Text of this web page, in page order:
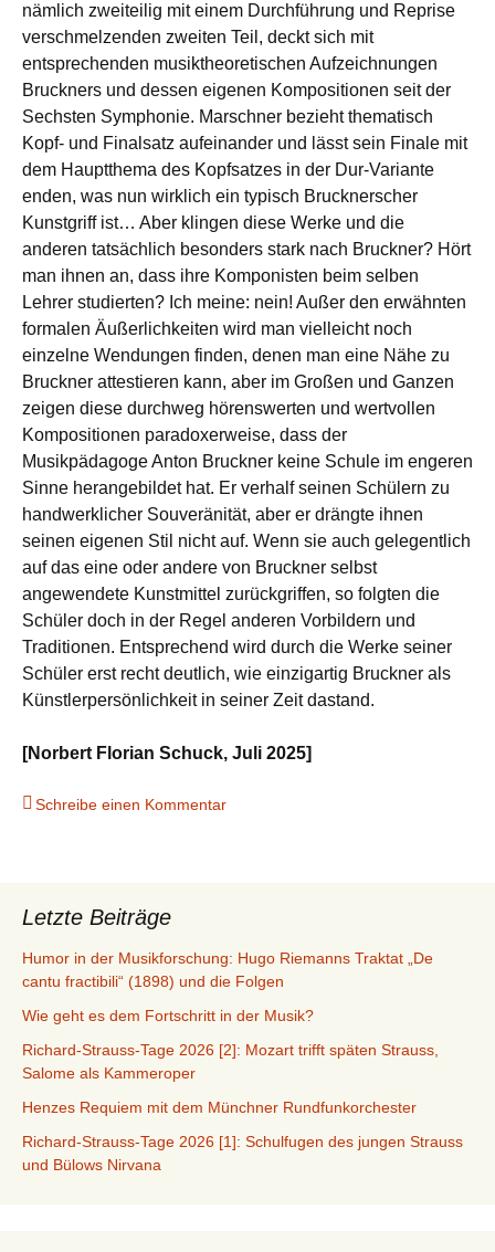
nämlich zweiteilig mit einem Durchführung und Reprise
verschmelzenden zweiten Teil, deckt sich mit
entsprechenden musiktheoretischen Aufzeichnungen
Bruckners und dessen eigenen Kompositionen seit der
Sechsten Symphonie. Marschner bezieht thematisch
Kopf- und Finalsatz aufeinander und lässt sein Finale mit
dem Hauptthema des Kopfsatzes in der Dur-Variante
enden, was nun wirklich ein typisch Brucknerscher
Kunstgriff ist… Aber klingen diese Werke und die
anderen tatsächlich besonders stark nach Bruckner? Hört
man ihnen an, dass ihre Komponisten beim selben
Lehrer studierten? Ich meine: nein! Außer den erwähnten
formalen Äußerlichkeiten wird man vielleicht noch
einzelne Wendungen finden, denen man eine Nähe zu
Bruckner attestieren kann, aber im Großen und Ganzen
zeigen diese durchweg hörenswerten und wertvollen
Kompositionen paradoxerweise, dass der
Musikpädagoge Anton Bruckner keine Schule im engeren
Sinne herangebildet hat. Er verhalf seinen Schülern zu
handwerklicher Souveränität, aber er drängte ihnen
seinen eigenen Stil nicht auf. Wenn sie auch gelegentlich
auf das eine oder andere von Bruckner selbst
angewendete Kunstmittel zurückgriffen, so folgten die
Schüler doch in der Regel anderen Vorbildern und
Traditionen. Entsprechend wird durch die Werke seiner
Schüler erst recht deutlich, wie einzigartig Bruckner als
Künstlerpersönlichkeit in seiner Zeit dastand.
[Norbert Florian Schuck, Juli 2025]
Schreibe einen Kommentar
Letzte Beiträge
Humor in der Musikforschung: Hugo Riemanns Traktat „De
cantu fractibili“ (1898) und die Folgen
Wie geht es dem Fortschritt in der Musik?
Richard-Strauss-Tage 2026 [2]: Mozart trifft späten Strauss,
Salome als Kammeroper
Henzes Requiem mit dem Münchner Rundfunkorchester
Richard-Strauss-Tage 2026 [1]: Schulfugen des jungen Strauss
und Bülows Nirvana